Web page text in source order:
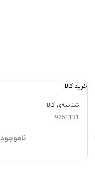
خرید کالا
شناسه‌ی کالا
9251131
ناموجود